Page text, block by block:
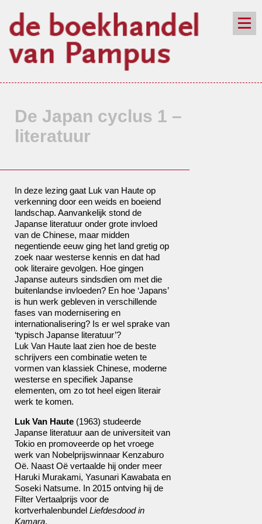
De Japan cyclus 1 –
literatuur
In deze lezing gaat Luk van Haute op
verkenning door een weids en boeiend
landschap. Aanvankelijk stond de
Japanse literatuur onder grote invloed
van de Chinese, maar midden
negentiende eeuw ging het land gretig op
zoek naar westerse kennis en dat had
ook literaire gevolgen. Hoe gingen
Japanse auteurs sindsdien om met die
buitenlandse invloeden? En hoe ‘Japans’
is hun werk gebleven in verschillende
fases van modernisering en
internationalisering? Is er wel sprake van
‘typisch Japanse literatuur’?
Luk Van Haute laat zien hoe de beste
schrijvers een combinatie weten te
vormen van klassiek Chinese, moderne
westerse en specifiek Japanse
elementen, om zo tot heel eigen literair
werk te komen.
Luk Van Haute (1963) studeerde
Japanse literatuur aan de universiteit van
Tokio en promoveerde op het vroege
werk van Nobelprijswinnaar Kenzaburo
Oë. Naast Oë vertaalde hij onder meer
Haruki Murakami, Yasunari Kawabata en
Soseki Natsume. In 2015 ontving hij de
Filter Vertaalprijs voor de
kortverhalenbundel Liefdesdood in
Kamara.